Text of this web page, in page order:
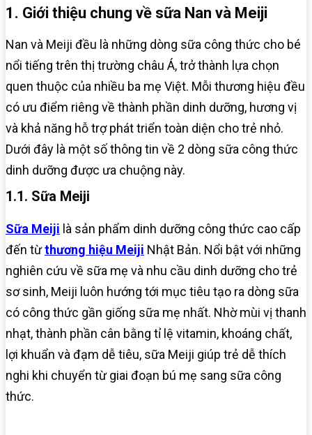
1. Giới thiệu chung về sữa Nan và Meiji
Nan và Meiji đều là những dòng sữa công thức cho bé
nổi tiếng trên thị trường châu Á, trở thành lựa chọn
quen thuộc của nhiều ba mẹ Việt. Mỗi thương hiệu đều
có ưu điểm riêng về thành phần dinh dưỡng, hương vị
và khả năng hỗ trợ phát triển toàn diện cho trẻ nhỏ.
Dưới đây là một số thông tin về 2 dòng sữa công thức
dinh dưỡng được ưa chuộng này.
1.1. Sữa Meiji
Sữa Meiji là sản phẩm dinh dưỡng công thức cao cấp
đến từthương hiệu Meiji Nhật Bản. Nổi bật với những
nghiên cứu về sữa mẹ và nhu cầu dinh dưỡng cho trẻ
sơ sinh, Meiji luôn hướng tới mục tiêu tạo ra dòng sữa
có công thức gần giống sữa mẹ nhất. Nhờ mùi vị thanh
nhạt, thành phần cân bằng tỉ lệ vitamin, khoáng chất,
lợi khuẩn và đạm dễ tiêu, sữa Meiji giúp trẻ dễ thích
nghi khi chuyển từ giai đoạn bú mẹ sang sữa công
thức.